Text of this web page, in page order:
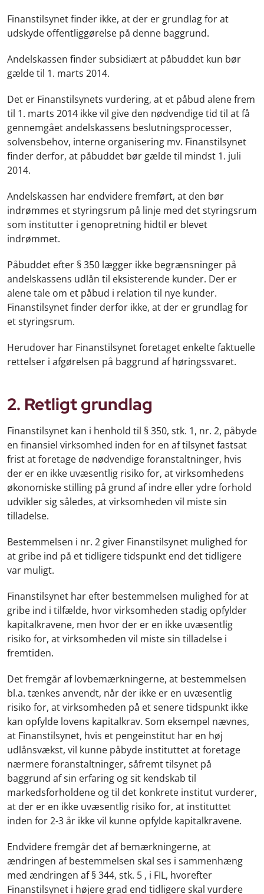
Finanstilsynet finder ikke, at der er grundlag for at
udskyde offentliggørelse på denne baggrund.
Andelskassen finder subsidiært at påbuddet kun bør
gælde til 1. marts 2014.
Det er Finanstilsynets vurdering, at et påbud alene frem
til 1. marts 2014 ikke vil give den nødvendige tid til at få
gennemgået andelskassens beslutningsprocesser,
solvensbehov, interne organisering mv. Finanstilsynet
finder derfor, at påbuddet bør gælde til mindst 1. juli
2014.
Andelskassen har endvidere fremført, at den bør
indrømmes et styringsrum på linje med det styringsrum
som institutter i genopretning hidtil er blevet
indrømmet.
Påbuddet efter § 350 lægger ikke begrænsninger på
andelskassens udlån til eksisterende kunder. Der er
alene tale om et påbud i relation til nye kunder.
Finanstilsynet finder derfor ikke, at der er grundlag for
et styringsrum.
Herudover har Finanstilsynet foretaget enkelte faktuelle
rettelser i afgørelsen på baggrund af høringssvaret.
2. Retligt grundlag
Finanstilsynet kan i henhold til § 350, stk. 1, nr. 2, påbyde
en finansiel virksomhed inden for en af tilsynet fastsat
frist at foretage de nødvendige foranstaltninger, hvis
der er en ikke uvæsentlig risiko for, at virksomhedens
økonomiske stilling på grund af indre eller ydre forhold
udvikler sig således, at virksomheden vil miste sin
tilladelse.
Bestemmelsen i nr. 2 giver Finanstilsynet mulighed for
at gribe ind på et tidligere tidspunkt end det tidligere
var muligt.
Finanstilsynet har efter bestemmelsen mulighed for at
gribe ind i tilfælde, hvor virksomheden stadig opfylder
kapitalkravene, men hvor der er en ikke uvæsentlig
risiko for, at virksomheden vil miste sin tilladelse i
fremtiden.
Det fremgår af lovbemærkningerne, at bestemmelsen
bl.a. tænkes anvendt, når der ikke er en uvæsentlig
risiko for, at virksomheden på et senere tidspunkt ikke
kan opfylde lovens kapitalkrav. Som eksempel nævnes,
at Finanstilsynet, hvis et pengeinstitut har en høj
udlånsvækst, vil kunne påbyde instituttet at foretage
nærmere foranstaltninger, såfremt tilsynet på
baggrund af sin erfaring og sit kendskab til
markedsforholdene og til det konkrete institut vurderer,
at der er en ikke uvæsentlig risiko for, at instituttet
inden for 2-3 år ikke vil kunne opfylde kapitalkravene.
Endvidere fremgår det af bemærkningerne, at
ændringen af bestemmelsen skal ses i sammenhæng
med ændringen af § 344, stk. 5 , i FIL, hvorefter
Finanstilsynet i højere grad end tidligere skal vurdere